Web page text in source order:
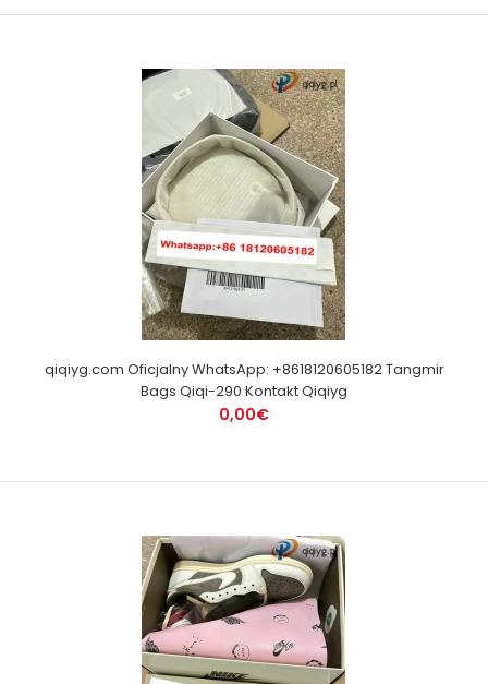
qiqiyg.com Oficjalny WhatsApp: +8618120605182 Tangmir
Bags Qiqi-290 Kontakt Qiqiyg
0,00€